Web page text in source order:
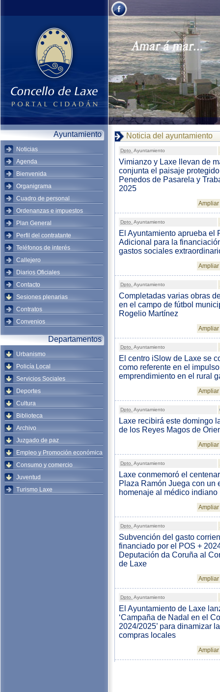
Ayuntamiento
Noticias
Agenda
Bienvenida
Organigrama
Cuadro de personal
Ordenanzas e impuestos
Plan General
Perfil del contratante
Teléfonos de interés
Callejero
Diarios Oficiales
Contacto
Sesiones plenarias
Contratos
Convenios
Departamentos
Urbanismo
Policía Local
Servicios Sociales
Deportes
Cultura
Biblioteca
Archivo
Juzgado de paz
Empleo y Promoción económica
Consumo y comercio
Juventud
Turismo Laxe
Noticia del ayuntamiento
Dpto. Ayuntamiento
Vimianzo y Laxe llevan de
conjunta el paisaje
Penedos de Pasarela y
2025
Dpto. Ayuntamiento
El Ayuntamiento aprueba el
Adicional para la
gastos sociales
Dpto. Ayuntamiento
Completadas varias obras
en el campo de fútbol
Rogelio Martínez
Dpto. Ayuntamiento
El centro iSlow de Laxe se
como referente en el
emprendimiento en el rural
Dpto. Ayuntamiento
Laxe recibirá este domingo
de los Reyes Magos de
Dpto. Ayuntamiento
Laxe conmemoró el
Plaza Ramón Juega con un
homenaje al médico indiano
Dpto. Ayuntamiento
Subvención del gasto
financiado por el POS +
Deputación da Coruña al
de Laxe
Dpto. Ayuntamiento
El Ayuntamiento de Laxe
‘Campaña de Nadal en el
2024/2025’ para dinamizar
compras locales